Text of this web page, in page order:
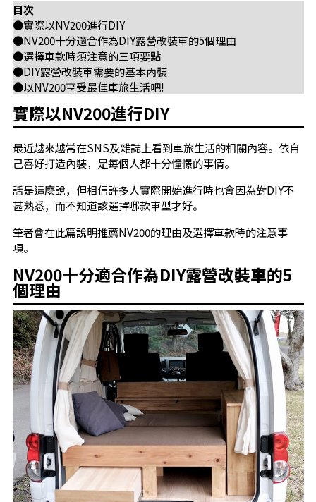
目次
●實際以NV200進行DIY
●NV200十分適合作為DIY露營改裝車的5個理由
●選擇車款時須注意的三項要點
●DIY露營改裝車需要的基本內裝
●以NV200享受最佳車旅生活吧!
實際以NV200進行DIY
最近越來越常在SNS及雜誌上看到車旅生活的相關內容。依自
己喜好打造內裝，是每個人都十分憧憬的事情。
話是這麼說，但相信許多人實際開始進行時也會因為對DIY不
甚熟悉，而不知道該選擇哪款車型才好。
筆者會在此篇說明推薦NV200的理由及選擇車款時的注意事
項。
NV200十分適合作為DIY露營改裝車的5
個理由